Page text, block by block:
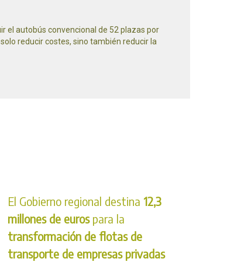
el autobús convencional de 52 plazas por
reducir costes, sino también reducir la
El Gobierno regional destina 12,3
millones de eurospara la
transformación de flotas de
transporte de empresas privadas